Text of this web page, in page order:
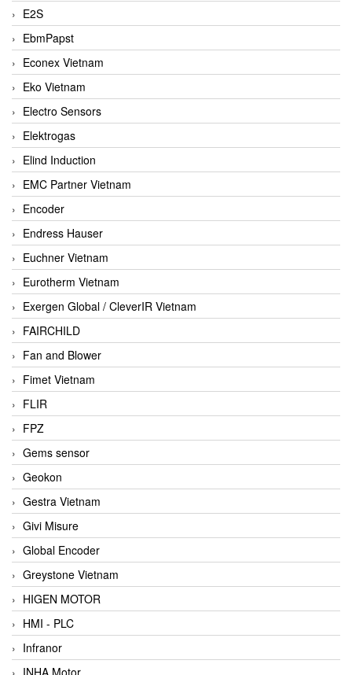
E2S
EbmPapst
Econex Vietnam
Eko Vietnam
Electro Sensors
Elektrogas
Elind Induction
EMC Partner Vietnam
Encoder
Endress Hauser
Euchner Vietnam
Eurotherm Vietnam
Exergen Global / CleverIR Vietnam
FAIRCHILD
Fan and Blower
Fimet Vietnam
FLIR
FPZ
Gems sensor
Geokon
Gestra Vietnam
Givi Misure
Global Encoder
Greystone Vietnam
HIGEN MOTOR
HMI - PLC
Infranor